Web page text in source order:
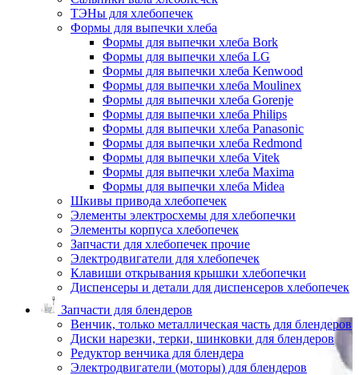
ТЭНы для хлебопечек
Формы для выпечки хлеба
Формы для выпечки хлеба Bork
Формы для выпечки хлеба LG
Формы для выпечки хлеба Kenwood
Формы для выпечки хлеба Moulinex
Формы для выпечки хлеба Gorenje
Формы для выпечки хлеба Philips
Формы для выпечки хлеба Panasonic
Формы для выпечки хлеба Redmond
Формы для выпечки хлеба Vitek
Формы для выпечки хлеба Maxima
Формы для выпечки хлеба Midea
Шкивы привода хлебопечек
Элементы электросхемы для хлебопечки
Элементы корпуса хлебопечек
Запчасти для хлебопечек прочие
Электродвигатели для хлебопечек
Клавиши открывания крышки хлебопечки
Диспенсеры и детали для диспенсеров хлебопечек
Запчасти для блендеров
Венчик, только металлическая часть для блендеров
Диски нарезки, терки, шинковки для блендеров
Редуктор венчика для блендера
Электродвигатели (моторы) для блендеров